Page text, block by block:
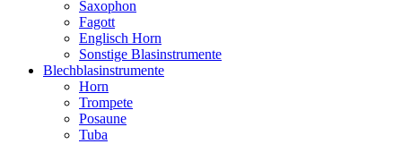
Saxophon
Fagott
Englisch Horn
Sonstige Blasinstrumente
Blechblasinstrumente
Horn
Trompete
Posaune
Tuba